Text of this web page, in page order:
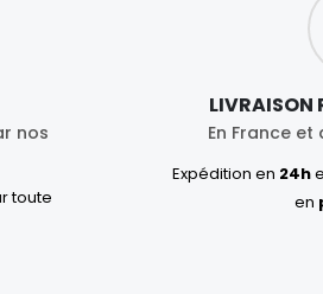
nos
toute
LIVRAISON
En France
Expédition en 24h
en